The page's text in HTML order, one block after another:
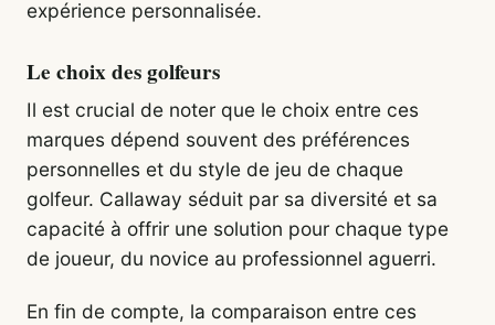
expérience personnalisée.
Le choix des golfeurs
Il est crucial de noter que le choix entre ces
marques dépend souvent des préférences
personnelles et du style de jeu de chaque
golfeur. Callaway séduit par sa diversité et sa
capacité à offrir une solution pour chaque type
de joueur, du novice au professionnel aguerri.
En fin de compte, la comparaison entre ces